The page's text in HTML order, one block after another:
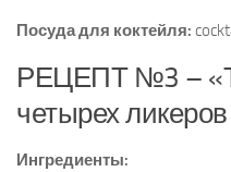
Посуда для коктейля:
РЕЦЕПТ №3 –
четырех
Ингредиенты: